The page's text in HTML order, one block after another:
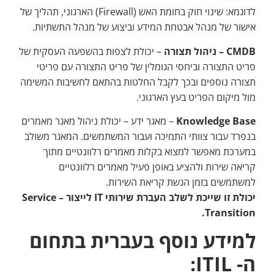
לדוגמא: שינוי חוק בחומת האש (Firewall) הארגוני, תהליך של
אישור של מנהל אבטחת המידע וביצוע של מנהל התשתיות.
CMDB – ניהול תצורה – יכולת לצפות בהשפעה העסקית של
פריט התצורה וביחסי הגומלין של פריט התצורה עם פריטי
תצורה נוספים ובכך לקבל החלטות בהתאם לחשיבות המשימה
מול מיקום הפריט בעץ הארגוני.
Knowledge Base – מאגר ידע – יכולת ניהול מאגר מאמרים
בנפרד עבור צוותי התמיכה ועבור המשתמשים. המאגר משולב
במערכת מאפשר למצוא בקלות מאמרים רלוונטיים מתוך
קריאה שירות ולהציע באופן פעיל מאמרים רלוונטיים
למשתמשים בזמן הגשת קריאת השירות.
יכולת זו שייכת לשלב העברת שירותי IT לייצור –Service
Transition
.
למידע נוסף בעברית בתחום
ה- ITIL
: